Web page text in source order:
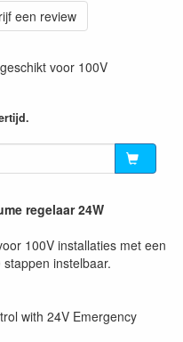
een review
voor 100V
regelaar 24W
100V installaties met een
instelbaar.
with 24V Emergency